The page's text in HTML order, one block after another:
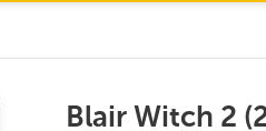
Blair Witch 2 (